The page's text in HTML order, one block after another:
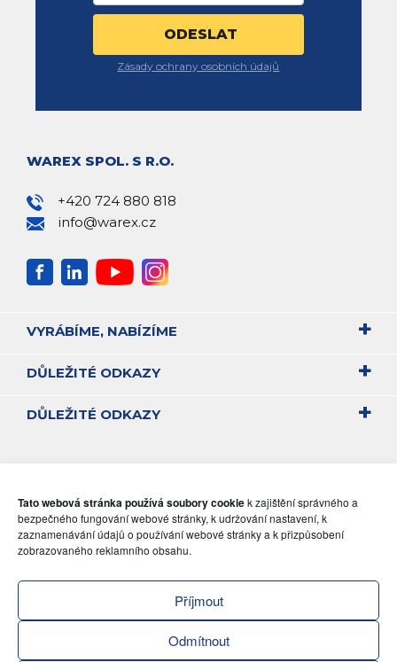
Tato webová stránka používá soubory cookiek zajištění správného a
bezpečného fungování webové stránky, k udržování nastavení, k
zaznamenávání údajů o používání webové stránky a k přizpůsobení
zobrazovaného reklamního obsahu.
Příjmout
Odmítnout
Zásady ochrany osobních údajů
WAREX SPOL. S R.O.
+420 724 880 818
info@warex.cz
VYRÁBÍME, NABÍZÍME
DŮLEŽITÉ ODKAZY
DŮLEŽITÉ ODKAZY